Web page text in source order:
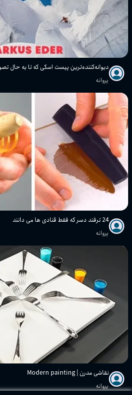
دیوانه‌کننده‌ترین پیست اسکی که تا به حال
پروانه
24 ترفند دسر که فقط قنادی ها می دانند
پروانه
نقاشی مدرن | Modern painting
پروانه